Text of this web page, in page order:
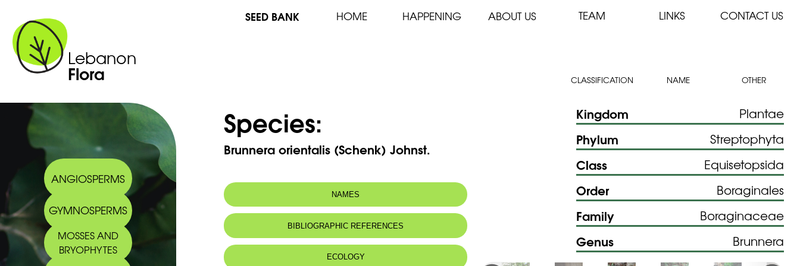
Lebanon
Flora
SEED BANK HOME HAPPENING ABOUT US TEAM LINKS CONTACT US
CLASSIFICATION NAME OTHER
ANGIOSPERMS
GYMNOSPERMS
MOSSES AND
BRYOPHYTES
Species:
Brunnera orientalis (Schenk) Johnst.
NAMES
Common name: brunnéra d'Orient
Arabic name: برنّيرة شرقية
BIBLIOGRAPHIC REFERENCES
ECOLOGY
Kingdom Plantae
Phylum Streptophyta
Class Equisetopsida
Order Boraginales
Family Boraginaceae
Genus Brunnera